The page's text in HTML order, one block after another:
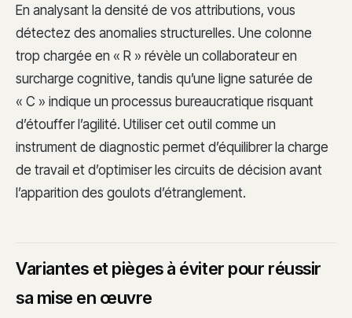
En analysant la densité de vos attributions, vous
détectez des anomalies structurelles. Une colonne
trop chargée en « R » révèle un collaborateur en
surcharge cognitive, tandis qu’une ligne saturée de
« C » indique un processus bureaucratique risquant
d’étouffer l’agilité. Utiliser cet outil comme un
instrument de diagnostic permet d’équilibrer la charge
de travail et d’optimiser les circuits de décision avant
l’apparition des goulots d’étranglement.
Variantes et pièges à éviter pour réussir
sa mise en œuvre